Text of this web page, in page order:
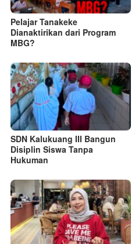
Pelajar Tanakeke
Dianaktirikan dari Program
MBG?
SDN Kalukuang III Bangun
Disiplin Siswa Tanpa
Hukuman